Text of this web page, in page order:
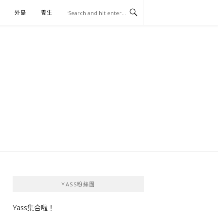
外島 養生 伴手禮
YASS粉絲團
Yass集合啦！